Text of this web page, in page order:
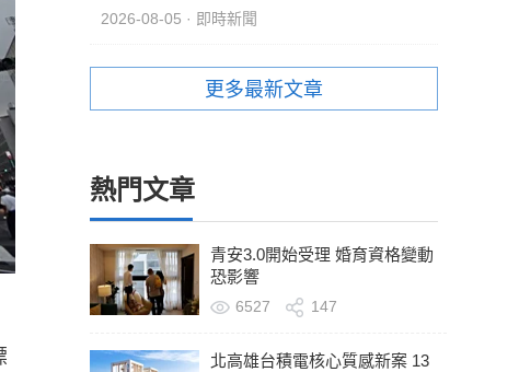
2026-08-05 · 即時新聞
更多最新文章
熱門文章
青安3.0開始受理 婚育資格變動
恐影響
6527 147
北高雄台積電核心質感新案 13